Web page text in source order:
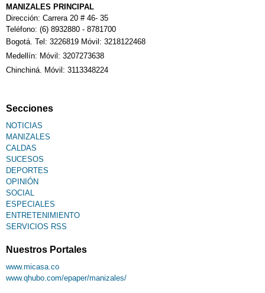
MANIZALES PRINCIPAL
Dirección: Carrera 20 # 46- 35
Teléfono: (6) 8932880 - 8781700
Bogotá. Tel: 3226819 Móvil: 3218122468
Medellín: Móvil: 3207273638
Chinchiná. Móvil: 3113348224
Secciones
NOTICIAS
MANIZALES
CALDAS
SUCESOS
DEPORTES
OPINIÓN
SOCIAL
ESPECIALES
ENTRETENIMIENTO
SERVICIOS RSS
Nuestros Portales
www.micasa.co
www.qhubo.com/epaper/manizales/